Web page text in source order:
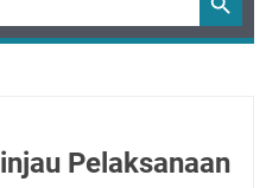
Pelaksanaan